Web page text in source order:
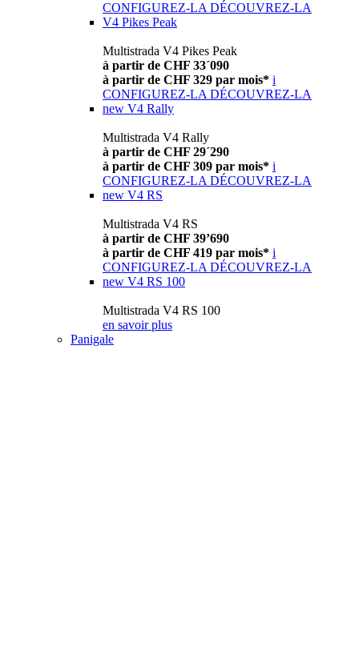
CONFIGUREZ-LA DÉCOUVREZ-LA
V4 Pikes Peak
Multistrada V4 Pikes Peak
à partir de CHF 33´090
à partir de CHF 329 par mois* i
CONFIGUREZ-LA DÉCOUVREZ-LA
new V4 Rally
Multistrada V4 Rally
à partir de CHF 29´290
à partir de CHF 309 par mois* i
CONFIGUREZ-LA DÉCOUVREZ-LA
new V4 RS
Multistrada V4 RS
à partir de CHF 39’690
à partir de CHF 419 par mois* i
CONFIGUREZ-LA DÉCOUVREZ-LA
new V4 RS 100
Multistrada V4 RS 100
en savoir plus
Panigale